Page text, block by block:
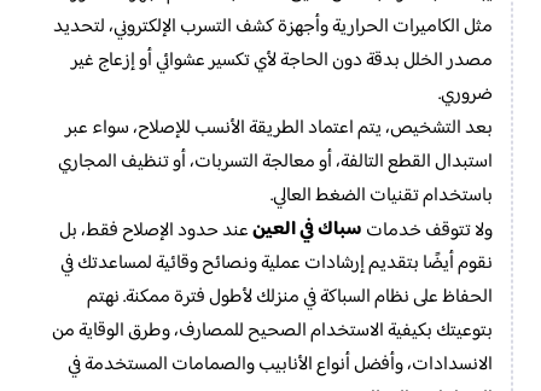
مثل الكاميرات الحرارية وأجهزة كشف التسرب الإلكتروني، لتحديد
مصدر الخلل بدقة دون الحاجة لأي تكسير عشوائي أو إزعاج غير
ضروري.
بعد التشخيص، يتم اعتماد الطريقة الأنسب للإصلاح، سواء عبر
استبدال القطع التالفة، أو معالجة التسربات، أو تنظيف المجاري
باستخدام تقنيات الضغط العالي.
ولا تتوقف خدماتسباك في العينعند حدود الإصلاح فقط، بل
نقوم أيضًا بتقديم إرشادات عملية ونصائح وقائية لمساعدتك في
الحفاظ على نظام السباكة في منزلك لأطول فترة ممكنة. نهتم
بتوعيتك بكيفية الاستخدام الصحيح للمصارف، وطرق الوقاية من
الانسدادات، وأفضل أنواع الأنابيب والصمامات المستخدمة في